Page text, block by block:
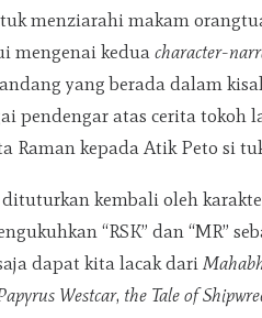
menziarahi makam
mengenai kedua character-
yang berada dalam
pendengar atas cerita
Raman kepada Atik Peto si
kembali oleh
“RSK” dan “MR”
dapat kita lacak dari
Westcar, the Tale of